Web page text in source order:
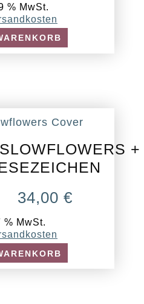
% MwSt.
+
34,00 €
% MwSt.